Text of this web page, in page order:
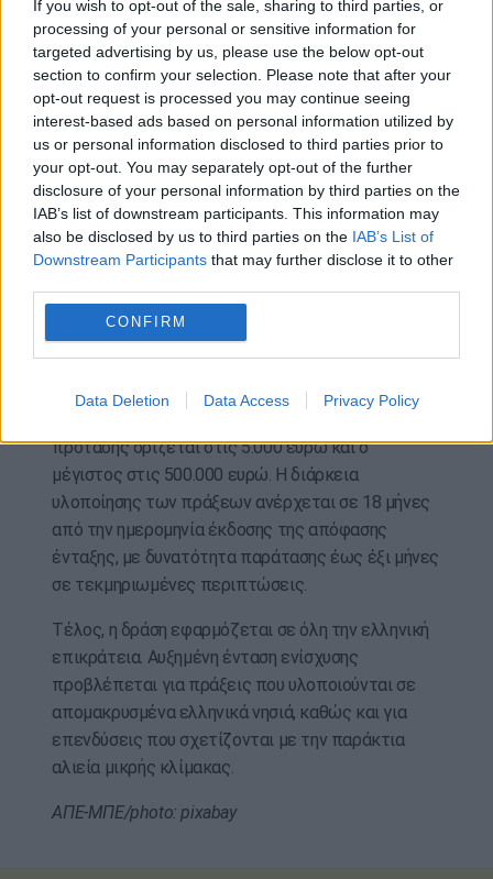
If you wish to opt-out of the sale, sharing to third parties, or
processing of your personal or sensitive information for
targeted advertising by us, please use the below opt-out
section to confirm your selection. Please note that after your
opt-out request is processed you may continue seeing
interest-based ads based on personal information utilized by
us or personal information disclosed to third parties prior to
your opt-out. You may separately opt-out of the further
disclosure of your personal information by third parties on the
IAB’s list of downstream participants. This information may
also be disclosed by us to third parties on the IAB’s List of
Downstream Participants that may further disclose it to other
CONFIRM
Data Deletion Data Access Privacy Policy
τόπους αρμόδιων υπηρεσιών αλιείας. Παράλληλα,
πρέπει να είναι καταχωρισμένα στο Εθνικό και
Κοινοτικό Αλιευτικό Μητρώο, όπου αυτό
απαιτείται, και να πληρούν τις προβλέψεις της
εθνικής και ενωσιακής νομοθεσίας.
Σύμφωνα με την πρόσκληση, οι πράξεις αφορούν,
μεταξύ άλλων, την προμήθεια εξοπλισμού
ασφάλειας, συστημάτων επικοινωνίας,
εξοπλισμού πυρόσβεσης και διάσωσης,
υγειονομικών εγκαταστάσεων, μέσων βελτίωσης
των συνθηκών εργασίας επί του σκάφους, καθώς
και παρεμβάσεις για τη βελτίωση της ποιότητας
πρότασης ορίζεται στις 5.000 ευρώ και ο
μέγιστος στις 500.000 ευρώ. Η διάρκεια
υλοποίησης των πράξεων ανέρχεται σε 18 μήνες
από την ημερομηνία έκδοσης της απόφασης
ένταξης, με δυνατότητα παράτασης έως έξι μήνες
σε τεκμηριωμένες περιπτώσεις.
Τέλος, η δράση εφαρμόζεται σε όλη την ελληνική
επικράτεια. Αυξημένη ένταση ενίσχυσης
προβλέπεται για πράξεις που υλοποιούνται σε
απομακρυσμένα ελληνικά νησιά, καθώς και για
επενδύσεις που σχετίζονται με την παράκτια
αλιεία μικρής κλίμακας.
ΑΠΕ-ΜΠΕ/photo: pixabay